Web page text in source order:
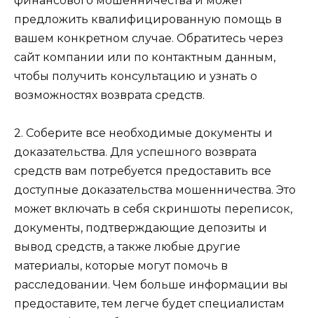
предложить квалифицированную помощь в
вашем конкретном случае. Обратитесь через
сайт компании или по контактным данным,
чтобы получить консультацию и узнать о
возможностях возврата средств.
2. Соберите все необходимые документы и
доказательства. Для успешного возврата
средств вам потребуется предоставить все
доступные доказательства мошенничества. Это
может включать в себя скриншоты переписок,
документы, подтверждающие депозиты и
вывод средств, а также любые другие
материалы, которые могут помочь в
расследовании. Чем больше информации вы
предоставите, тем легче будет специалистам